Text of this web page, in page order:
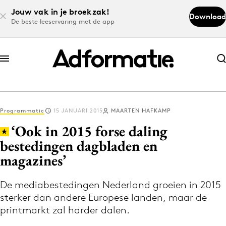
Jouw vak in je broekzak!
De beste leeservaring met de app
Download
Abonneer nu
Abonneer nu
Log in
Download de app
Volg het laatste nieuws via de Adformatie
Nieuws app
Programmatic 15 JANUARI 2015 MAARTEN HAFKAMP
‘Ook in 2015 forse daling
bestedingen dagbladen en
magazines’
De mediabestedingen Nederland groeien in 2015
sterker dan andere Europese landen, maar de
printmarkt zal harder dalen.